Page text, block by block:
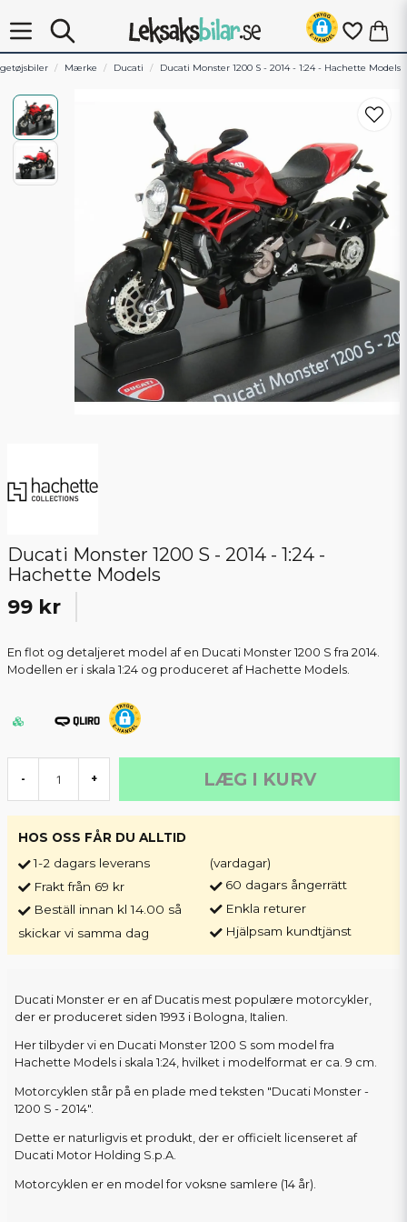
Mærke Ducati Ducati Monster 1200 S - 2014 - 1:24 - Hachette Models
Ducati Monster 1200 S - 2014 - 1:24 -
Hachette Models
99 kr
En flot og detaljeret model af en Ducati Monster 1200 S fra 2014.
Modellen er i skala 1:24 og produceret af Hachette Models.
- + LÆG I KURV
HOS OSS FÅR DU ALLTID
1-2 dagars leverans
Frakt från 69 kr
Beställ innan kl 14.00 så
skickar vi samma dag
(vardagar)
60 dagars ångerrätt
Enkla returer
Hjälpsam kundtjänst
Ducati Monster er en af Ducatis mest populære motorcykler,
der er produceret siden 1993 i Bologna, Italien.
Her tilbyder vi en Ducati Monster 1200 S som model fra
Hachette Models i skala 1:24, hvilket i modelformat er ca. 9 cm.
Motorcyklen står på en plade med teksten "Ducati Monster -
1200 S - 2014".
Dette er naturligvis et produkt, der er officielt licenseret af
Ducati Motor Holding S.p.A.
Motorcyklen er en model for voksne samlere (14 år).